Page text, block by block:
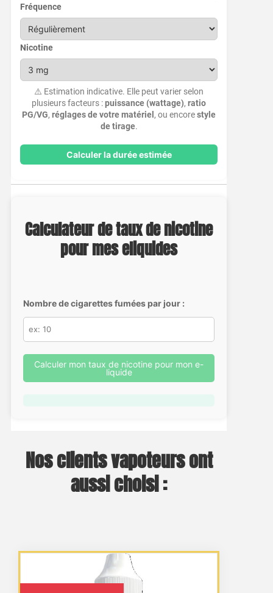
Fréquence
Nicotine
⚠️ Estimation indicative. Elle peut varier selon
plusieurs facteurs :puissance (wattage),ratio
PG/VG,réglages de votre matériel , ou encorestyle
de tirage.
Calculer la durée estimée
Calculateur de taux de nicotine
pour mes eliquides
Nombre de cigarettes fumées par jour :
Calculer mon taux de nicotine pour mon e-
liquide
Nos clients vapoteurs ont
aussi choisi :